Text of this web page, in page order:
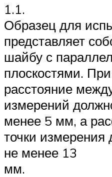
1.1.
Образец для
представляет
шайбу с
плоскостями.
расстояние
измерений
менее 5 мм, а
точки измерения
не менее 13
мм.